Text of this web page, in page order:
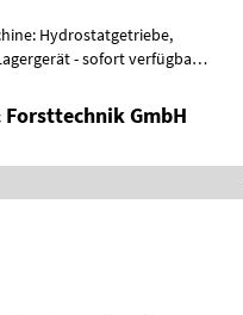
Hydrostatgetriebe,
- sofort verfügbar!
Forsttechnik GmbH